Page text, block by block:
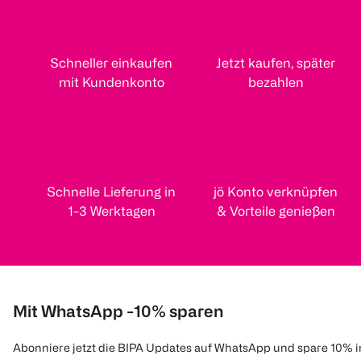
Schneller einkaufen
mit Kundenkonto
Jetzt kaufen, später
bezahlen
Schnelle Lieferung in
1-3 Werktagen
jö Konto verknüpfen
& Vorteile genießen
Mit WhatsApp -10% sparen
Abonniere jetzt die BIPA Updates auf WhatsApp und spare 10%